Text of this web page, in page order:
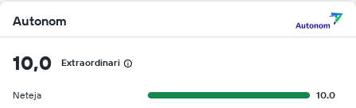
Autonom
10,0 Extraordinari
Neteja
10.0